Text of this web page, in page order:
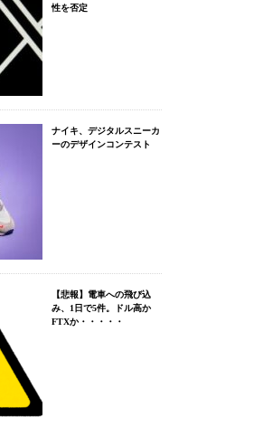
性を否定
ナイキ、デジタルスニーカ
ーのデザインコンテスト
【悲報】電車への飛び込
み、1日で5件。ドル高か
FTXか・・・・・